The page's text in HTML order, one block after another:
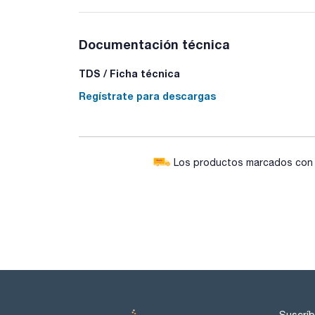
Documentación técnica
TDS / Ficha técnica
Regístrate para descargas
Los productos marcados con